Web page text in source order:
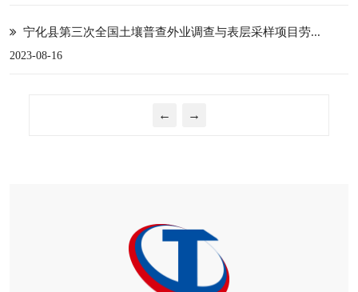
宁化县第三次全国土壤普查外业调查与表层采样项目劳...
2023-08-16
← →